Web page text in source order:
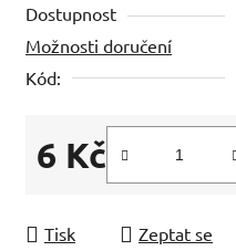
Dostupnost
Možnosti doručení
Kód:
6 Kč
Měrná cena:
Tisk Zeptat se